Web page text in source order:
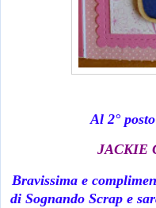
Al 2°
JACKIE
Bravissima e
di Sognando Scrap e